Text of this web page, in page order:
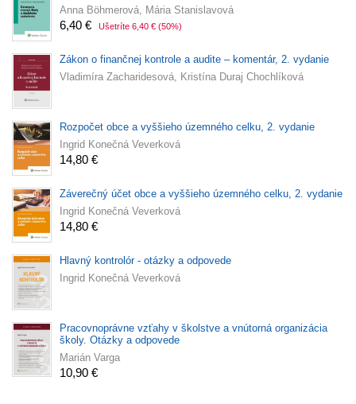
Anna Böhmerová, Mária Stanislavová
6,40 € Ušetríte 6,40 € (50%)
Zákon o finančnej kontrole a audite – komentár, 2. vydanie
Vladimíra Zacharidesová, Kristína Duraj Chochlíková
Rozpočet obce a vyššieho územného celku, 2. vydanie
Ingrid Konečná Veverková
14,80 €
Záverečný účet obce a vyššieho územného celku, 2. vydanie
Ingrid Konečná Veverková
14,80 €
Hlavný kontrolór - otázky a odpovede
Ingrid Konečná Veverková
Pracovnoprávne vzťahy v školstve a vnútorná organizácia
školy. Otázky a odpovede
Marián Varga
10,90 €